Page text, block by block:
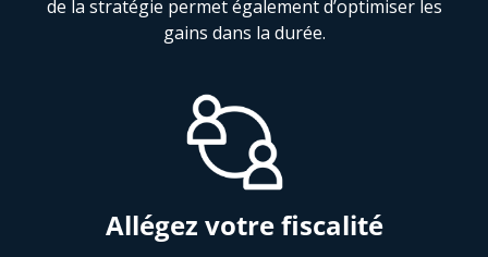
de la stratégie permet également d’optimiser les
gains dans la durée.
Allégez votre fiscalité